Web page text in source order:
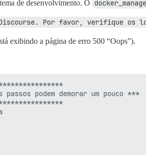
de desenvolvimento. O
Por favor, verifique os
exibindo a página de erro 500 “Oops”).
podem demorar um pouco ***